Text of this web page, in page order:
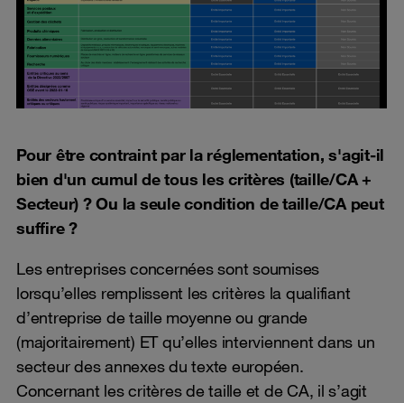
Pour être contraint par la réglementation, s'agit-il
bien d'un cumul de tous les critères (taille/CA +
Secteur) ? Ou la seule condition de taille/CA peut
suffire ?
Les entreprises concernées sont soumises
lorsqu’elles remplissent les critères la qualifiant
d’entreprise de taille moyenne ou grande
(majoritairement) ET qu’elles interviennent dans un
secteur des annexes du texte européen.
Concernant les critères de taille et de CA, il s’agit